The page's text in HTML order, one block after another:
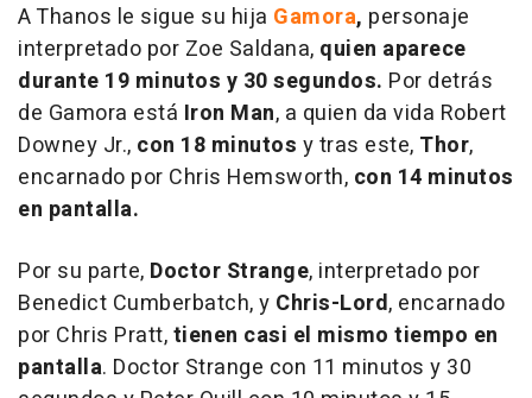
A Thanos le sigue su hija Gamora, personaje
interpretado por Zoe Saldana, quien aparece
durante 19 minutos y 30 segundos. Por detrás
de Gamora está Iron Man, a quien da vida Robert
Downey Jr., con 18 minutos y tras este, Thor,
encarnado por Chris Hemsworth, con 14 minutos
en pantalla.
Por su parte, Doctor Strange, interpretado por
Benedict Cumberbatch, y Chris-Lord, encarnado
por Chris Pratt,tienen casi el mismo tiempo en
pantalla. Doctor Strange con 11 minutos y 30